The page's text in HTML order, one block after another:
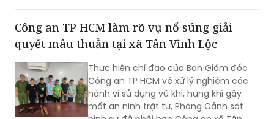
Công an TP HCM làm rõ vụ nổ súng giải
quyết mâu thuẫn tại xã Tân Vĩnh Lộc
Thực hiện chỉ đạo của Ban Giám đốc
Công an TP HCM về xử lý nghiêm các
hành vi sử dụng vũ khí, hung khí gây
mất an ninh trật tự, Phòng Cảnh sát